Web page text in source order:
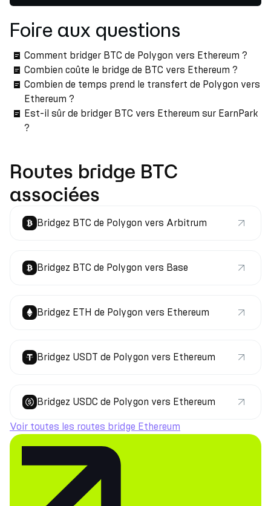
Foire aux questions
Comment bridger BTC de Polygon vers Ethereum ?
Combien coûte le bridge de BTC vers Ethereum ?
Combien de temps prend le transfert de Polygon vers
Ethereum ?
Est-il sûr de bridger BTC vers Ethereum sur EarnPark
?
Routes bridge BTC
associées
Bridgez BTC de Polygon vers Arbitrum
Bridgez BTC de Polygon vers Base
Bridgez ETH de Polygon vers Ethereum
Bridgez USDT de Polygon vers Ethereum
Bridgez USDC de Polygon vers Ethereum
Voir toutes les routes bridge Ethereum